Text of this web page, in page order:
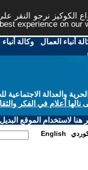
نرجو النقر
experience on our
أنباء العمال -وكالة
والعدالة الاجتماعية
أعلام في الفكر
لاستخدام الموقع البديل
English